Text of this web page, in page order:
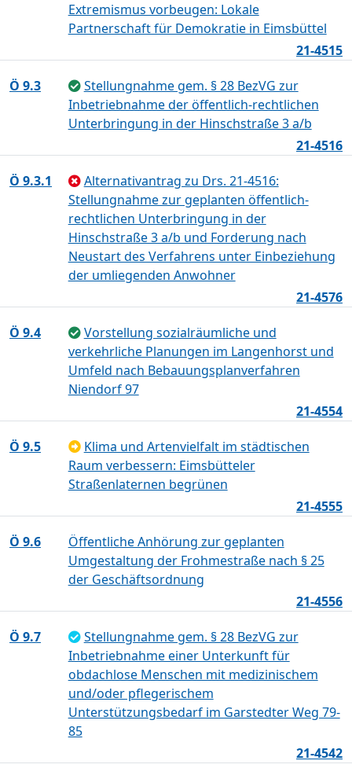
Extremismus vorbeugen: Lokale
Partnerschaft für Demokratie in Eimsbüttel
21-4515
Ö 9.3
Stellungnahme gem. § 28 BezVG zur
Inbetriebnahme der öffentlich-rechtlichen
Unterbringung in der Hinschstraße 3 a/b
21-4516
Ö 9.3.1
Alternativantrag zu Drs. 21-4516:
Stellungnahme zur geplanten öffentlich-
rechtlichen Unterbringung in der
Hinschstraße 3 a/b und Forderung nach
Neustart des Verfahrens unter Einbeziehung
der umliegenden Anwohner
21-4576
Ö 9.4
Vorstellung sozialräumliche und
verkehrliche Planungen im Langenhorst und
Umfeld nach Bebauungsplanverfahren
Niendorf 97
21-4554
Ö 9.5
Klima und Artenvielfalt im städtischen
Raum verbessern: Eimsbütteler
Straßenlaternen begrünen
21-4555
Ö 9.6
Öffentliche Anhörung zur geplanten
Umgestaltung der Frohmestraße nach § 25
der Geschäftsordnung
21-4556
Ö 9.7
Stellungnahme gem. § 28 BezVG zur
Inbetriebnahme einer Unterkunft für
obdachlose Menschen mit medizinischem
und/oder pflegerischem
Unterstützungsbedarf im Garstedter Weg 79-
85
21-4542